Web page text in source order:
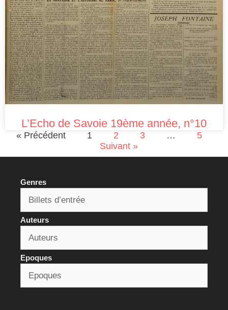
L’Echo de Savoie 19ème année, n°10
« Précédent 1 2 3 …
5
Suivant »
Genres
Auteurs
Epoques